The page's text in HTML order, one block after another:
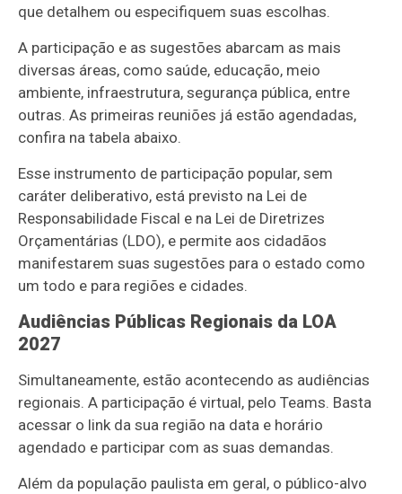
que detalhem ou especifiquem suas escolhas.
A participação e as sugestões abarcam as mais
diversas áreas, como saúde, educação, meio
ambiente, infraestrutura, segurança pública, entre
outras. As primeiras reuniões já estão agendadas,
confira na tabela abaixo.
Esse instrumento de participação popular, sem
caráter deliberativo, está previsto na Lei de
Responsabilidade Fiscal e na Lei de Diretrizes
Orçamentárias (LDO), e permite aos cidadãos
manifestarem suas sugestões para o estado como
um todo e para regiões e cidades.
Audiências Públicas Regionais da LOA
2027
Simultaneamente, estão acontecendo as audiências
regionais. A participação é virtual, pelo Teams. Basta
acessar o link da sua região na data e horário
agendado e participar com as suas demandas.
Além da população paulista em geral, o público-alvo